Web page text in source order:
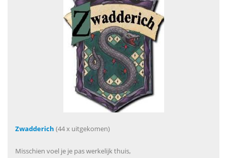
Zwadderich (44 x uitgekomen)
Misschien voel je je pas werkelijk thuis,